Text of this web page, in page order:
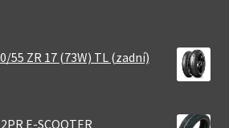
55 ZR 17 (73W) TL (zadní)
E-SCOOTER